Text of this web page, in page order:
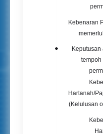
Kebenaran
tempoh
Hartanah/
(Kelulusan